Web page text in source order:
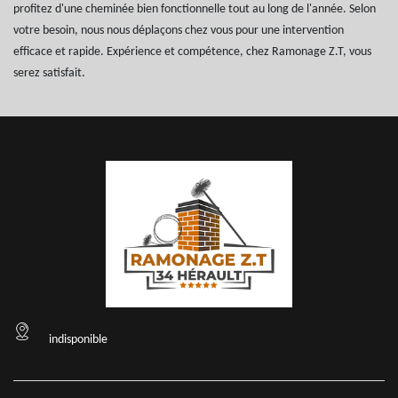
profitez d'une cheminée bien fonctionnelle tout au long de l'année. Selon
votre besoin, nous nous déplaçons chez vous pour une intervention
efficace et rapide. Expérience et compétence, chez Ramonage Z.T, vous
serez satisfait.
indisponible